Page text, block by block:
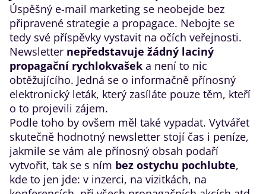
Úspěšný e-mail marketing se neobejde bez
připravené strategie a propagace. Nebojte se
tedy své příspěvky vystavit na očích veřejnosti.
Newsletter nepředstavuje žádný laciný
propagační rychlokvašek a není to nic
obtěžujícího. Jedná se o informačně přínosný
elektronický leták, který zasíláte pouze těm, kteří
o to projevili zájem.
Podle toho by ovšem měl také vypadat. Vytvářet
skutečně hodnotný newsletter stojí čas i peníze,
jakmile se vám ale přínosný obsah podaří
vytvořit, tak se s ním bez ostychu pochlubte,
kde to jen jde: v inzerci, na vizitkách, na